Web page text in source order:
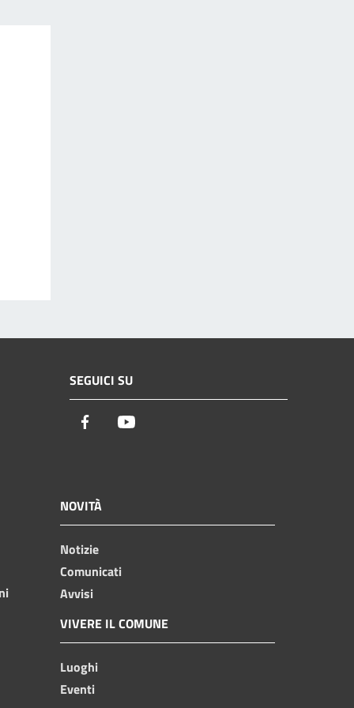
SEGUICI SU
Facebook
NOVITÀ
Notizie
Comunicati
Avvisi
VIVERE IL COMUNE
Luoghi
Eventi